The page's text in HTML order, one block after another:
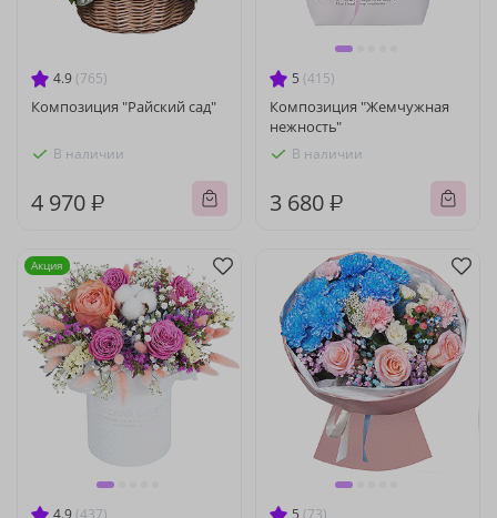
4.9 (765)
Композиция "Райский сад"
В наличии
4 970 ₽
5 (415)
Композиция "Жемчужная
нежность"
В наличии
3 680 ₽
4.9 (437)
Акция
5 (73)